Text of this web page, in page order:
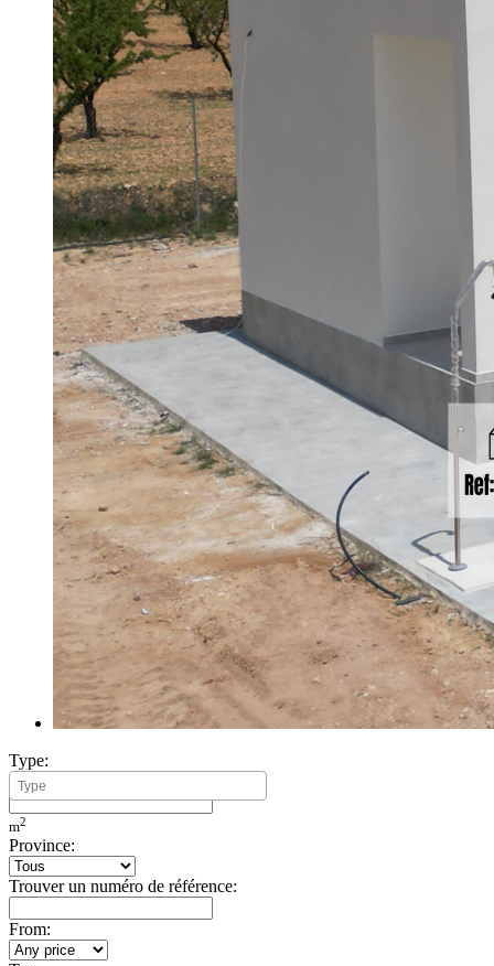
Type:
Minimum Build Area:
m2
Province:
Trouver un numéro de référence:
From: